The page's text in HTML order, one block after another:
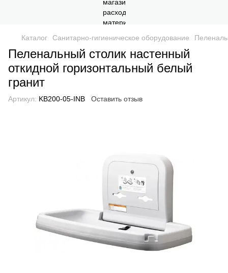
Каталог Санитарно-гигиеническое оборудование
Пеленальный столик настенный
откидной горизонтальный белый
гранит
Артикул: KB200-05-INB Оставить отзыв